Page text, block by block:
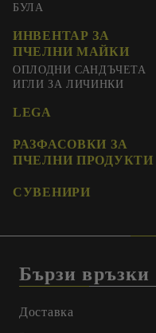
БУЛА
ИНВЕНТАР ЗА
ПЧЕЛНИ МАЙКИ
ОПЛОДНИ САНДЪЧЕТА
ИГЛИ ЗА ЛИЧИНКИ
LEGA
РАЗФАСОВКИ ЗА
ПЧЕЛНИ ПРОДУКТИ
СУВЕНИРИ
Бързи връзки
Доставка